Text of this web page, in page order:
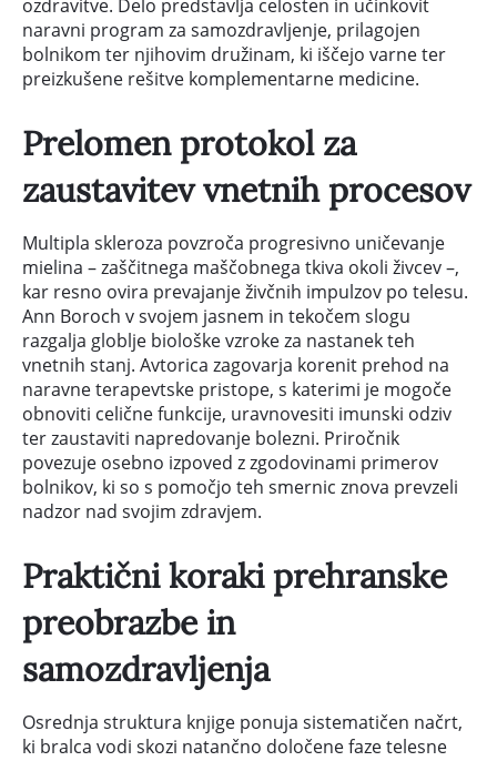
ozdravitve. Delo predstavlja celosten in učinkovit
naravni program za samozdravljenje, prilagojen
bolnikom ter njihovim družinam, ki iščejo varne ter
preizkušene rešitve komplementarne medicine.
Prelomen protokol za
zaustavitev vnetnih procesov
Multipla skleroza povzroča progresivno uničevanje
mielina – zaščitnega maščobnega tkiva okoli živcev –,
kar resno ovira prevajanje živčnih impulzov po telesu.
Ann Boroch v svojem jasnem in tekočem slogu
razgalja globlje biološke vzroke za nastanek teh
vnetnih stanj. Avtorica zagovarja korenit prehod na
naravne terapevtske pristope, s katerimi je mogoče
obnoviti celične funkcije, uravnovesiti imunski odziv
ter zaustaviti napredovanje bolezni. Priročnik
povezuje osebno izpoved z zgodovinami primerov
bolnikov, ki so s pomočjo teh smernic znova prevzeli
nadzor nad svojim zdravjem.
Praktični koraki prehranske
preobrazbe in
samozdravljenja
Osrednja struktura knjige ponuja sistematičen načrt,
ki bralca vodi skozi natančno določene faze telesne